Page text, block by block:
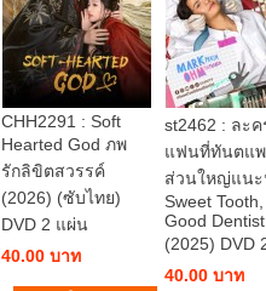
CHH2291 : Soft
Hearted God ภพ
รักลิขิตสวรรค์
(2026) (ซับไทย)
DVD 2 แผ่น
40.00 บาท
st2462 : ละค
แฟนที่ทันตแ
ส่วนใหญ่แน
Sweet Tooth,
Good Dentist
(2025) DVD
40.00 บาท